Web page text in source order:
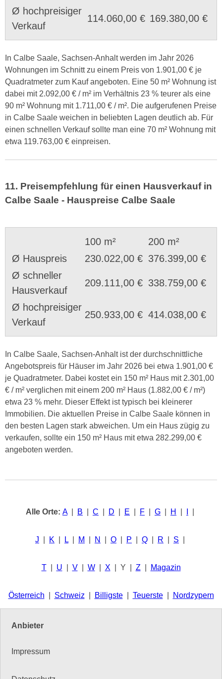
Ø hochpreisiger
Verkauf
114.060,00 € 169.380,00 €
In Calbe Saale, Sachsen-Anhalt werden im Jahr 2026
Wohnungen im Schnitt zu einem Preis von 1.901,00 € je
Quadratmeter zum Kauf angeboten. Eine 50 m² Wohnung ist
dabei mit 2.092,00 € / m² im Verhältnis 23 % teurer als eine
90 m² Wohnung mit 1.711,00 € / m². Die aufgerufenen Preise
in Calbe Saale weichen in beliebten Lagen deutlich ab. Für
einen schnellen Verkauf sollte man eine 70 m² Wohnung mit
etwa 119.763,00 € einpreisen.
11. Preisempfehlung für einen Hausverkauf in
Calbe Saale - Hauspreise Calbe Saale
100 m²
200 m²
Ø Hauspreis
230.022,00 € 376.399,00 €
Ø schneller
Hausverkauf
209.111,00 € 338.759,00 €
Ø hochpreisiger
Verkauf
250.933,00 € 414.038,00 €
In Calbe Saale, Sachsen-Anhalt ist der durchschnittliche
Angebotspreis für Häuser im Jahr 2026 bei etwa 1.901,00 €
je Quadratmeter. Dabei kostet ein 150 m² Haus mit 2.301,00
€ / m² verglichen mit einem 200 m² Haus (1.882,00 € / m²)
etwa 23 % mehr. Dieser Effekt ist typisch bei kleinerer
Immobilien. Die aktuellen Preise in Calbe Saale können in
den besten Lagen stark abweichen. Um ein Haus zügig zu
verkaufen, sollte ein 150 m² Haus mit etwa 282.299,00 €
angeboten werden.
Alle Orte: A| B C D E F G H
J K L M N O P Q R S
T| U V| W| X | Y | Z Magazin
Österreich Schweiz Billigste| Teuerste| Nordzypern
Anbieter
Impressum